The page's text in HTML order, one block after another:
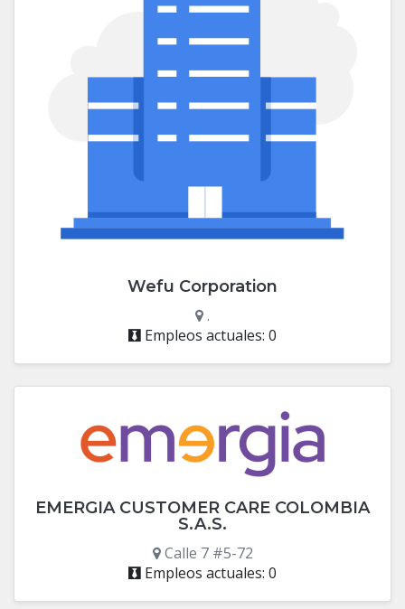
Wefu Corporation
.
Empleos actuales: 0
EMERGIA CUSTOMER CARE COLOMBIA
S.A.S.
Calle 7 #5-72
Empleos actuales: 0